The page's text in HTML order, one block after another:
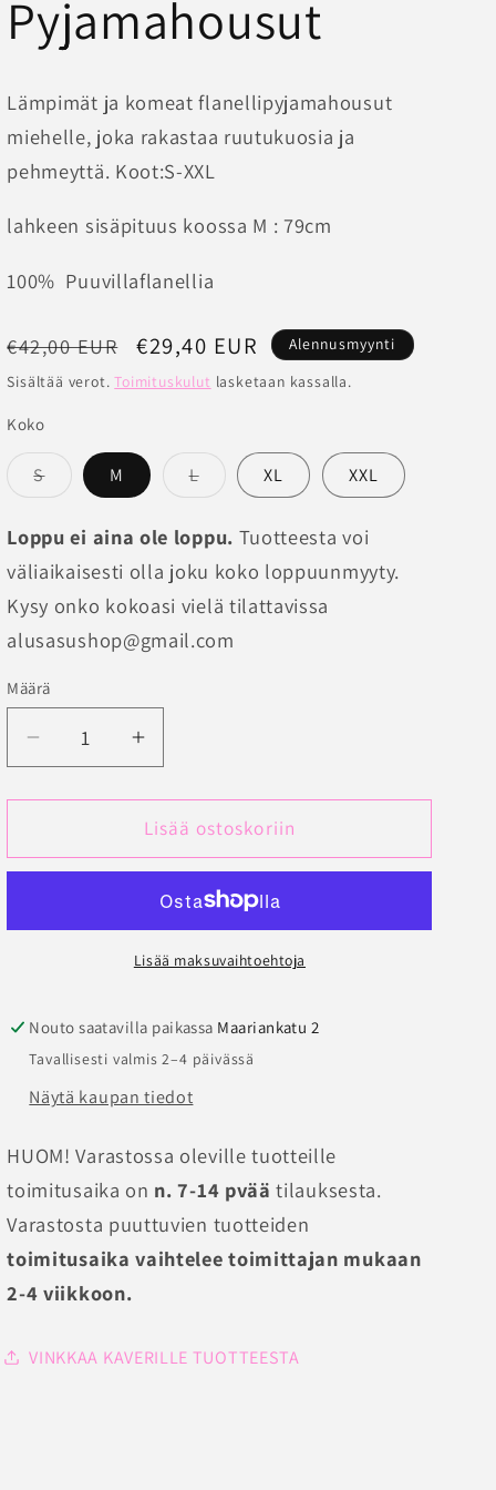
Pyjamahousut
Lämpimät ja komeat flanellipyjamahousut
miehelle, joka rakastaa ruutukuosia ja
pehmeyttä. Koot:S-XXL
lahkeen sisäpituus koossa M : 79cm
100% Puuvillaflanellia
Normaalihinta
€42,00 EUR Alennushinta
€29,40 EUR
Alennusmyynti
Sisältää verot.Toimituskulut lasketaan kassalla.
Koko
SVersio
on
ei
saatavilla
M LVersio
on
ei
saatavilla
XL XXL
Loppu ei aina ole loppu. Tuotteesta voi
väliaikaisesti olla joku koko loppuunmyyty.
Kysy onko kokoasi vielä tilattavissa
alusasushop@gmail.com
Määrä
Määrä
Vähennä
tuotteen
Miesten
puuvillaflanelli
Pyjamahousut
Lisää
tuotteen
Miesten
puuvillaflanelli
Pyjamahousut
Lisää ostoskoriin
Lisää maksuvaihtoehtoja
Nouto saatavilla paikassa Maariankatu 2
Tavallisesti valmis 2–4 päivässä
Näytä kaupan tiedot
HUOM! Varastossa oleville tuotteille
toimitusaika on n. 7-14 pvää tilauksesta.
Varastosta puuttuvien tuotteiden
toimitusaika vaihtelee toimittajan mukaan
2-4 viikkoon.
VINKKAA KAVERILLE TUOTTEESTA